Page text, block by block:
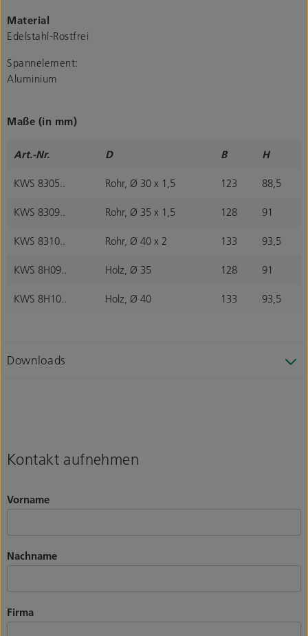
Material
Edelstahl-Rostfrei
Spannelement:
Aluminium
Maße (in mm)
Art.-Nr. D B H
KWS 8305.. Rohr, Ø 30 x 1,5 123 88,5
KWS 8309.. Rohr, Ø 35 x 1,5 128 91
KWS 8310.. Rohr, Ø 40 x 2 133 93,5
KWS 8H09.. Holz, Ø 35 128 91
KWS 8H10.. Holz, Ø 40 133 93,5
Downloads
Kontakt aufnehmen
Vorname
Nachname
Firma